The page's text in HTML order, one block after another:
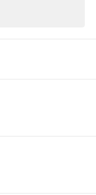
Kullervon